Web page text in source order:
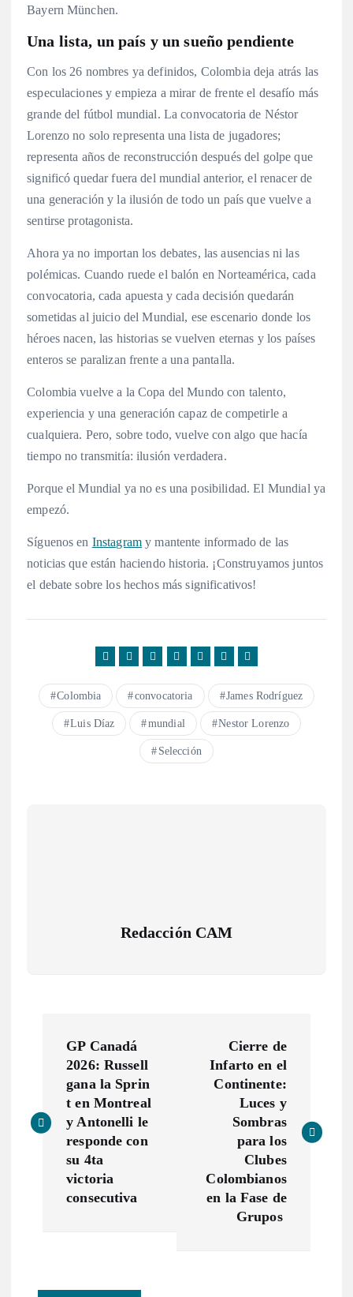
Bayern München.
Una lista, un país y un sueño pendiente
Con los 26 nombres ya definidos, Colombia deja atrás las
especulaciones y empieza a mirar de frente el desafío más
grande del fútbol mundial. La convocatoria de Néstor
Lorenzo no solo representa una lista de jugadores;
representa años de reconstrucción después del golpe que
significó quedar fuera del mundial anterior, el renacer de
una generación y la ilusión de todo un país que vuelve a
sentirse protagonista.
Ahora ya no importan los debates, las ausencias ni las
polémicas. Cuando ruede el balón en Norteamérica, cada
convocatoria, cada apuesta y cada decisión quedarán
sometidas al juicio del Mundial, ese escenario donde los
héroes nacen, las historias se vuelven eternas y los países
enteros se paralizan frente a una pantalla.
Colombia vuelve a la Copa del Mundo con talento,
experiencia y una generación capaz de competirle a
cualquiera. Pero, sobre todo, vuelve con algo que hacía
tiempo no transmitía: ilusión verdadera.
Porque el Mundial ya no es una posibilidad. El Mundial ya
empezó.
Síguenos en Instagram y mantente informado de las
noticias que están haciendo historia. ¡Construyamos juntos
el debate sobre los hechos más significativos!
Colombia convocatoria James Rodríguez
Luis Díaz mundial Nestor Lorenzo
Selección
Redacción CAM
v
GP Canadá
2026: Russell
gana la Sprin
t en Montreal
y Antonelli le
responde con
su 4ta
victoria
consecutiva
Cierre de
Infarto en el
Continente:
Luces y
Sombras
para los
Clubes
Colombianos
en la Fase de
Grupos